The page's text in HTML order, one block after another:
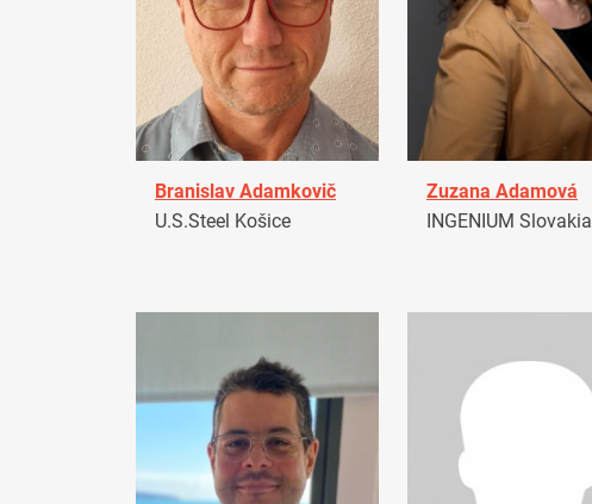
Branislav Adamkovič
U.S.Steel Košice
Zuzana Adamová
INGENIUM Slovakia